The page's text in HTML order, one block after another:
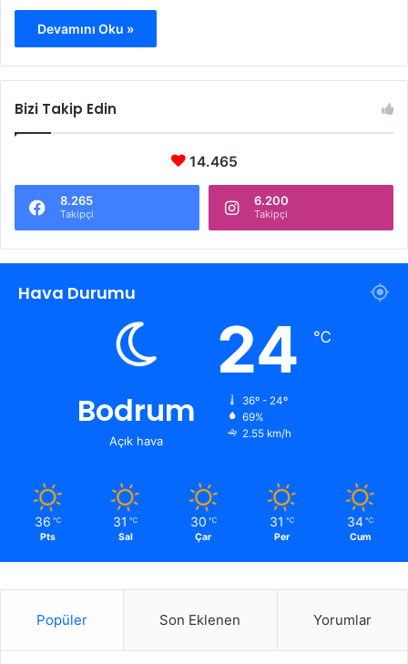
Devamını Oku »
Bizi Takip Edin
14.465
8.265
Takipçi
6.200
Takipçi
Hava Durumu
Bodrum
Açık hava
24 ℃
36º - 24º
69%
2.55 km/h
36 ℃
Pts
31 ℃
Sal
30 ℃
Çar
31 ℃
Per
34 ℃
Cum
Popüler Son Eklenen Yorumlar